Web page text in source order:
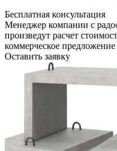
Бесплатная консультация
Менеджер компании с
произведут расчет
коммерческое предложение
Оставить заявку